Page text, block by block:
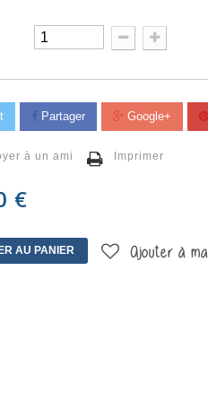
Partager Google+
à un ami Imprimer
€
AU PANIER Ajouter à